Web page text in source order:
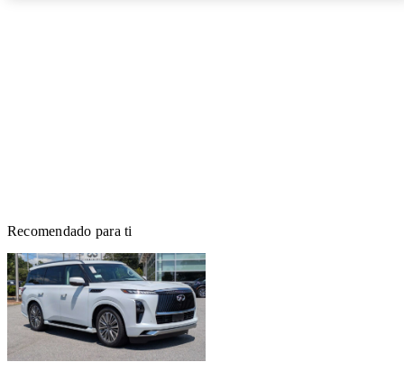
Recomendado para ti